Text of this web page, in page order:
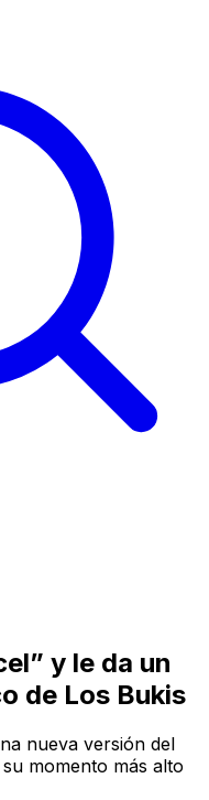
y le da un
de Los Bukis
nueva versión del
momento más alto